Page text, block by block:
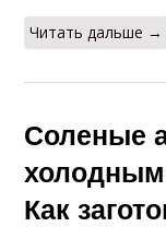
Читать дальше →
Соленые
Как